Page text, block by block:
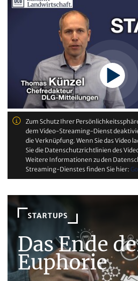
Zum Schutz Ihrer
dem Video-Streaming-Dienst
die Verknüpfung. Wenn Sie das Video
Sie die Datenschutzrichtlinien des
Weitere Informationen zu den
Streaming-Dienstes finden Sie hier:
STARTUPS
Das Ende
Euphorie